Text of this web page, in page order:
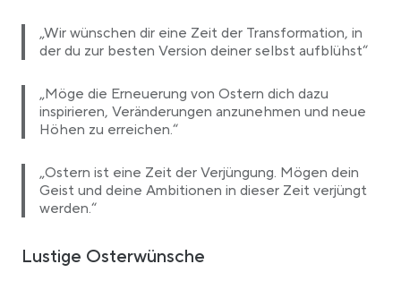
„Wir wünschen dir eine Zeit der Transformation, in
der du zur besten Version deiner selbst aufblühst“
„Möge die Erneuerung von Ostern dich dazu
inspirieren, Veränderungen anzunehmen und neue
Höhen zu erreichen.“
„Ostern ist eine Zeit der Verjüngung. Mögen dein
Geist und deine Ambitionen in dieser Zeit verjüngt
werden.“
Lustige Osterwünsche